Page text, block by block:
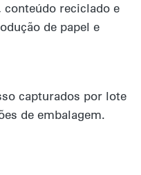
conteúdo reciclado e
de papel e
capturados por lote
de embalagem.